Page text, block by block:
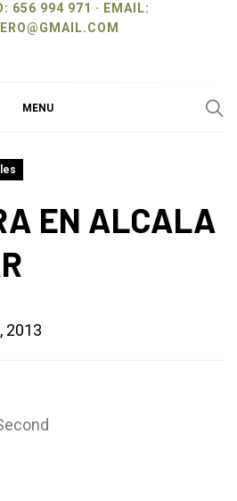
656 994 971 · EMAIL:
MENU
EN ALCALA
2013